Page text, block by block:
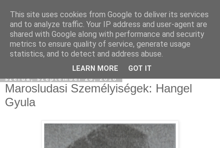
szerda, szeptember 28, 2016
Marosludasi Személyiségek: Hangel
Gyula
This site uses cookies from Google to deliver its services
and to analyze traffic. Your IP address and user-agent are
shared with Google along with performance and security
metrics to ensure quality of service, generate usage
statistics, and to detect and address abuse.
LEARN MORE GOT IT